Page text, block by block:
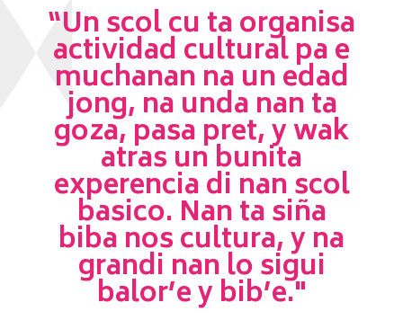
“Un scol cu ta organisa
actividad cultural pa e
muchanan na un edad
jong, na unda nan ta
goza, pasa pret, y wak
atras un bunita
experencia di nan scol
basico. Nan ta siña
biba nos cultura, y na
grandi nan lo sigui
balor’e y bib’e."